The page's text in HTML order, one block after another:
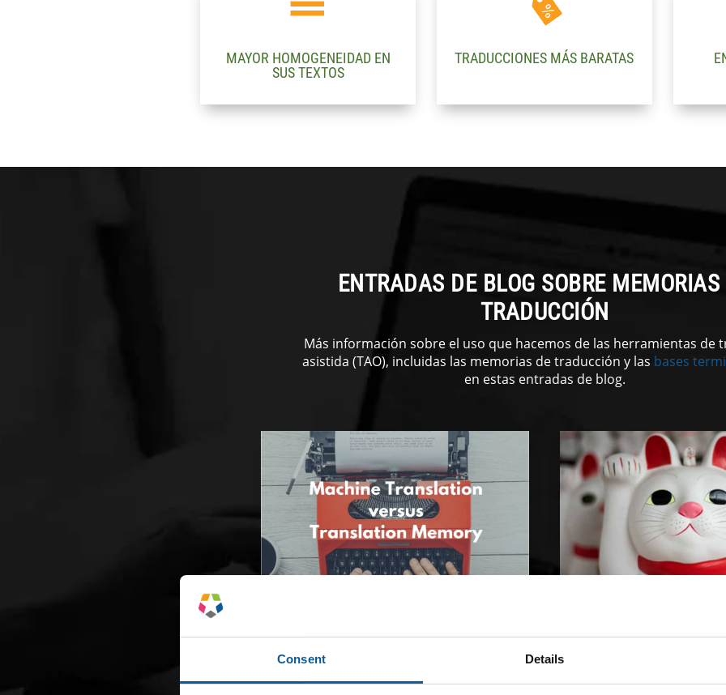
Consent Details
MAYOR HOMOGENEIDAD EN
SUS TEXTOS
TRADUCCIONES MÁS BARATAS
ENTRADAS DE BLOG SOBRE MEMORIAS
TRADUCCIÓN
Más información sobre el uso que hacemos de las herramientas de
asistida (TAO), incluidas las memorias de traducción y las bases
en estas entradas de blog.
TRADUCCIÓN QUE LA TRADUCCIÓN
TRADUCCIÓN